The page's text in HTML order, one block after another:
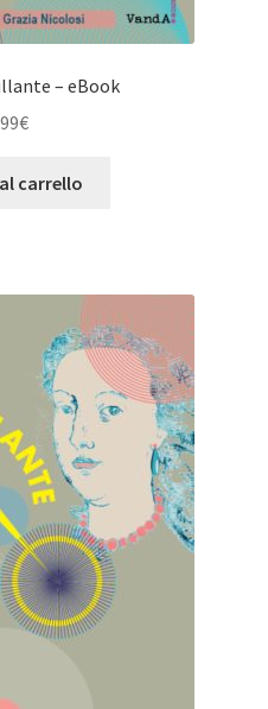
– eBook
€
carrello